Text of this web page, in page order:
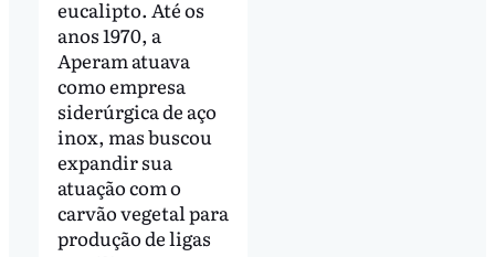
eucalipto. Até os
anos 1970, a
Aperam atuava
como empresa
siderúrgica de aço
inox, mas buscou
expandir sua
atuação com o
carvão vegetal para
produção de ligas